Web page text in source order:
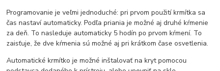
Programovanie je veľmi jednoduché: pri prvom použití krmítka sa
čas nastaví automaticky. Podľa priania je možné aj druhé kŕmenie
za deň. To nasleduje automaticky 5 hodín po prvom kŕmení. To
zaisťuje, že dve kŕmenia sú možné aj pri krátkom čase osvetlenia.
Automatické krmítko je možné inštalovať na kryt pomocou